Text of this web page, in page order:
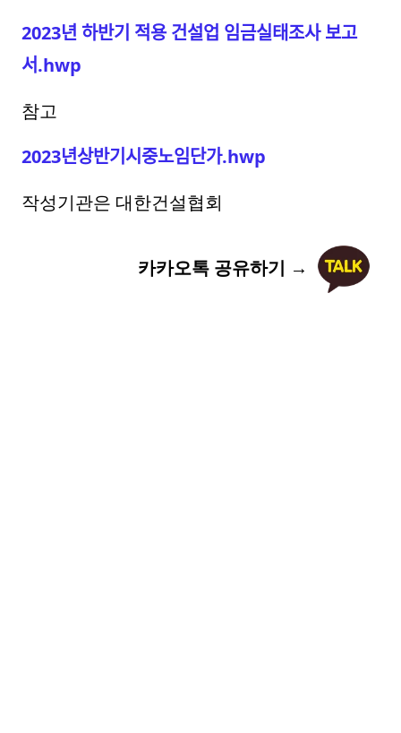
2023년 하반기 적용 건설업 임금실태조사 보고
서.hwp
참고
2023년상반기시중노임단가.hwp
작성기관은 대한건설협회
카카오톡 공유하기 →